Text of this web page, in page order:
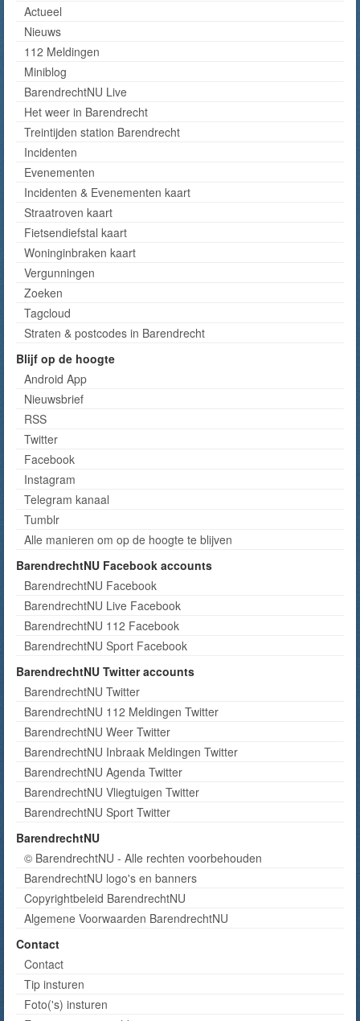
Actueel
Nieuws
112 Meldingen
Miniblog
BarendrechtNU Live
Het weer in Barendrecht
Treintijden station Barendrecht
Incidenten
Evenementen
Incidenten & Evenementen kaart
Straatroven kaart
Fietsendiefstal kaart
Woninginbraken kaart
Vergunningen
Zoeken
Tagcloud
Straten & postcodes in Barendrecht
Blijf op de hoogte
Android App
Nieuwsbrief
RSS
Twitter
Facebook
Instagram
Telegram kanaal
Tumblr
Alle manieren om op de hoogte te blijven
BarendrechtNU Facebook accounts
BarendrechtNU Facebook
BarendrechtNU Live Facebook
BarendrechtNU 112 Facebook
BarendrechtNU Sport Facebook
BarendrechtNU Twitter accounts
BarendrechtNU Twitter
BarendrechtNU 112 Meldingen Twitter
BarendrechtNU Weer Twitter
BarendrechtNU Inbraak Meldingen Twitter
BarendrechtNU Agenda Twitter
BarendrechtNU Vliegtuigen Twitter
BarendrechtNU Sport Twitter
BarendrechtNU
© BarendrechtNU - Alle rechten voorbehouden
BarendrechtNU logo's en banners
Copyrightbeleid BarendrechtNU
Algemene Voorwaarden BarendrechtNU
Contact
Contact
Tip insturen
Foto('s) insturen